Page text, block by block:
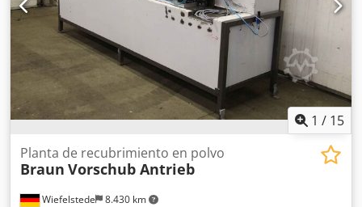
1 / 15
Wiefelstede 8.430 km
Planta de recubrimiento en polvo
Braun Vorschub Antrieb